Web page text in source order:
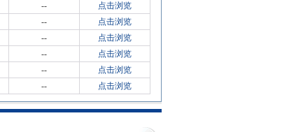
--
点击浏览
--
点击浏览
--
点击浏览
--
点击浏览
--
点击浏览
-- 点击浏览